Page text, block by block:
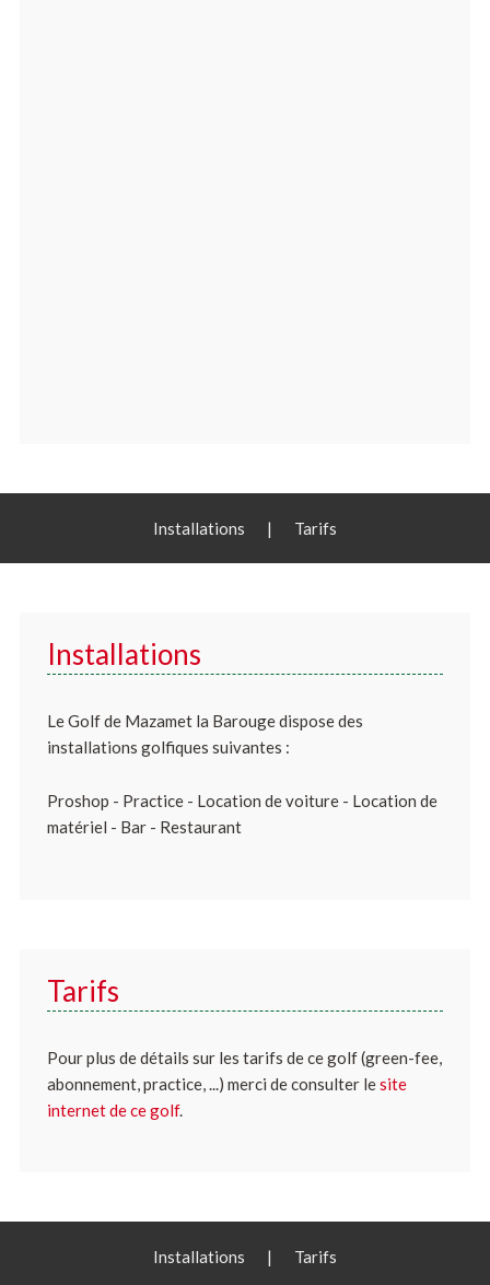
Installations | Tarifs
Installations
Le Golf de Mazamet la Barouge dispose des
installations golfiques suivantes :
Proshop - Practice - Location de voiture - Location de
matériel - Bar - Restaurant
Tarifs
Pour plus de détails sur les tarifs de ce golf (green-fee,
abonnement, practice, ...) merci de consulter lesite
internet de ce golf.
Installations | Tarifs